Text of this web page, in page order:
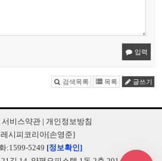
입력
검색목록 목록 글쓰기
서비스약관| 개인정보방침
시피코리아[손영준]
:1599-5249 [정보확인]